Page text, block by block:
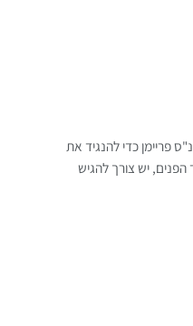
פריימן כדי להנגיד את
יש צורך להגיש